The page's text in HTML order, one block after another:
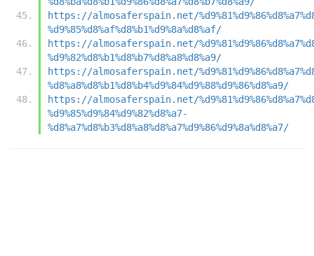
https://almosaferspain.net/
%d9%85%d8%af%d8%b1%d9%8a%d8%af/
https://almosaferspain.net/
%d9%82%d8%b1%d8%b7%d8%a8%d8%a9/
https://almosaferspain.net/
%d8%a8%d8%b1%d8%b4%d9%84%d9%88%d9%86%d8%a9/
https://almosaferspain.net/
%d9%85%d9%84%d9%82%d8%a7-
%d8%a7%d8%b3%d8%a8%d8%a7%d9%86%d9%8a%d8%a7/